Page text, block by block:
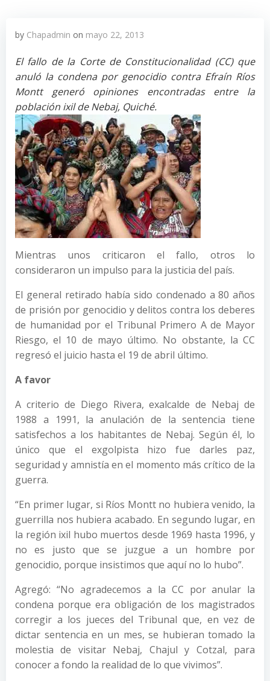
by Chapadmin on mayo 22, 2013
El fallo de la Corte de Constitucionalidad (CC) que
anuló la condena por genocidio contra Efraín Ríos
Montt generó opiniones encontradas entre la
población ixil de Nebaj, Quiché.
Mientras unos criticaron el fallo, otros lo
consideraron un impulso para la justicia del país.
El general retirado había sido condenado a 80 años
de prisión por genocidio y delitos contra los deberes
de humanidad por el Tribunal Primero A de Mayor
Riesgo, el 10 de mayo último. No obstante, la CC
regresó el juicio hasta el 19 de abril último.
A favor
A criterio de Diego Rivera, exalcalde de Nebaj de
1988 a 1991, la anulación de la sentencia tiene
satisfechos a los habitantes de Nebaj. Según él, lo
único que el exgolpista hizo fue darles paz,
seguridad y amnistía en el momento más crítico de la
guerra.
“En primer lugar, si Ríos Montt no hubiera venido, la
guerrilla nos hubiera acabado. En segundo lugar, en
la región ixil hubo muertos desde 1969 hasta 1996, y
no es justo que se juzgue a un hombre por
genocidio, porque insistimos que aquí no lo hubo”.
Agregó: “No agradecemos a la CC por anular la
condena porque era obligación de los magistrados
corregir a los jueces del Tribunal que, en vez de
dictar sentencia en un mes, se hubieran tomado la
molestia de visitar Nebaj, Chajul y Cotzal, para
conocer a fondo la realidad de lo que vivimos”.